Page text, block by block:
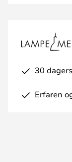
30
Erfaren